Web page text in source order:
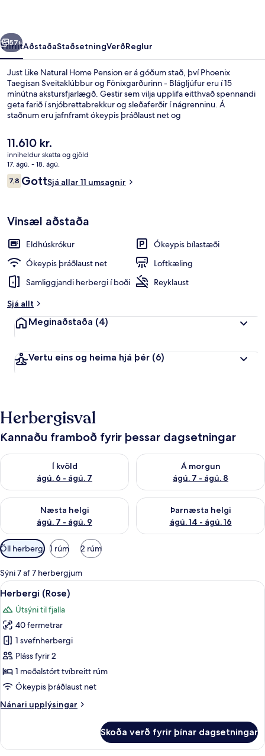
Næsta
57+
YfirlitAðstaðaStaðsetningVerðReglur
Just Like Natural Home Pension er á góðum stað, því Phoenix
Taegisan Sveitaklúbbur og Fönixgarðurinn - Blágljúfur eru í 15
mínútna akstursfjarlægð. Gestir sem vilja upplifa eitthvað spennandi
geta farið í snjóbrettabrekkur og sleðaferðir í nágrenninu. Á
staðnum eru jafnframt ókeypis þráðlaust net og
og þar á meðal eru eldhúskrókar, verönd og flatskjársjónvörp.
Núverandi
verð
er
11.610 kr.
11.610 kr.
inniheldur skatta og gjöld
17. ágú. - 18. ágú.
Umsagnir
7,87,8 af 10
GottSjá allar 11 umsagnir
Vinsæl aðstaða
Eldhúskrókur
Ókeypis bílastæði
Ókeypis þráðlaust net
Loftkæling
Samliggjandi herbergi í boði
Reyklaust
Sjá allt
Meginaðstaða (4)
Vertu eins og heima hjá þér (6)
Herbergisval
Kannaðu framboð fyrir þessar dagsetningar
Í kvöld
ágú. 6 - ágú. 7
Athuga framboð í kvöld ágú. 6 - ágú. 7
Á morgun
ágú. 7 - ágú. 8
Athuga framboð á morgun
Næsta helgi
ágú. 7 - ágú. 9
Athuga framboð næstu helgi ágú. 7 - ágú. 9
Þarnæsta helgi
ágú. 14 - ágú. 16
Athuga framboð þarnæstu
Síur
í
boði
fyrir
herbergi
Öll herbergi 1 rúm 2 rúm
Sýni 7 af 7 herbergjum
Skoða
allar
myndir
fyrir
Herbergi
(Rose)
Herbergi (Rose) | Ókeypis þráðlaus
13
Herbergi (Rose)
Útsýni til fjalla
40 fermetrar
1 svefnherbergi
Pláss fyrir 2
1 meðalstórt tvíbreitt rúm
Ókeypis þráðlaust net
Nánari upplýsingar
Nánari
(Rose)
Skoða verð fyrir þínar dagsetningar